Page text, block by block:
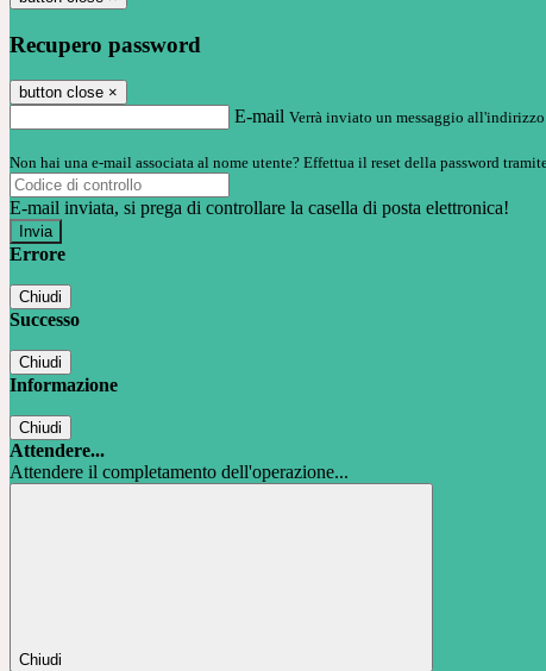
Recupero password
button close ×
E-mail Verrà inviato un messaggio
Non hai una e-mail associata al nome utente? Effettua il reset della password
E-mail inviata, si prega di controllare la casella di posta elettronica!
Errore
Chiudi
Successo
Chiudi
Informazione
Chiudi
Attendere...
Attendere il completamento dell'operazione...
Chiudi